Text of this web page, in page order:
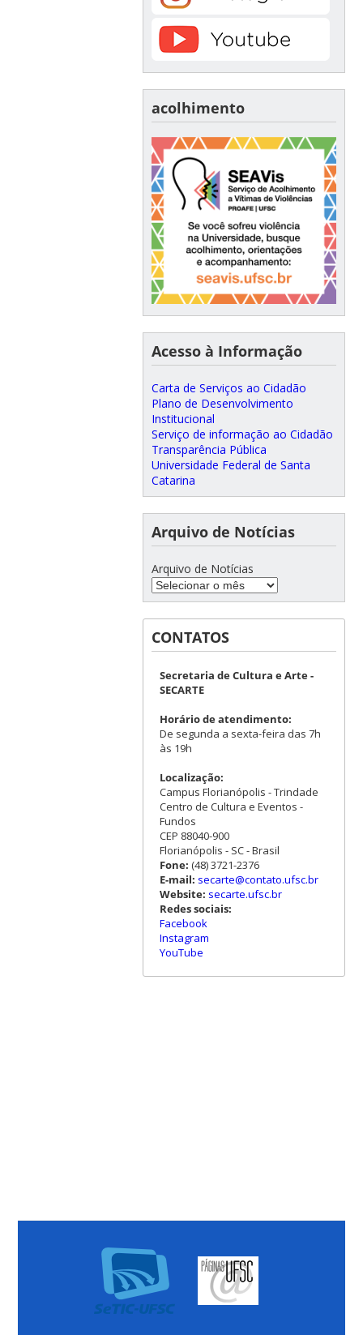
acolhimento
Acesso à Informação
Carta de Serviços ao Cidadão
Plano de Desenvolvimento
Institucional
Serviço de informação ao Cidadão
Transparência Pública
Universidade Federal de Santa
Catarina
Arquivo de Notícias
Arquivo de Notícias
CONTATOS
Secretaria de Cultura e Arte -
SECARTE
Horário de atendimento:
De segunda a sexta-feira das 7h
às 19h
Localização:
Campus Florianópolis - Trindade
Centro de Cultura e Eventos -
Fundos
CEP 88040-900
Florianópolis - SC - Brasil
Fone: (48) 3721-2376
E-mail: secarte@contato.ufsc.br
Website: secarte.ufsc.br
Redes sociais:
Facebook
Instagram
YouTube